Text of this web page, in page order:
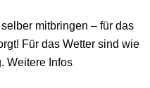
mitbringen – für das
Für das Wetter sind wie
Weitere Infos